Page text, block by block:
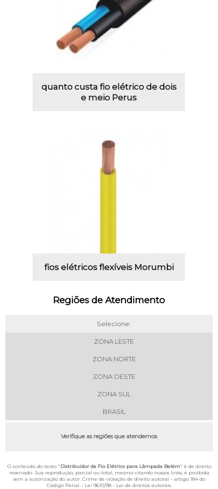
quanto custa fio elétrico de dois
e meio Perus
fios elétricos flexíveis Morumbi
Regiões de Atendimento
Selecione:
ZONA LESTE
ZONA NORTE
ZONA OESTE
ZONA SUL
BRASIL
Verifique as regiões que atendemos
O conteúdo do texto "Distribuidor de Fio Elétrico para Lâmpada Belém" é de direito
reservado. Sua reprodução, parcial ou total, mesmo citando nossos links, é proibida
sem a autorização do autor. Crime de violação de direito autoral – artigo 184 do
Código Penal – Lei 9610/98 - Lei de direitos autorais.